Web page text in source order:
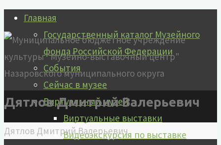
Перейти
к
содержимому
Главная
Государственный каталог Музейного
фонда Российской Федерации
События
Сейчас в музее
Виртуальный музей
Виртуальные выставки
Видеоэкскурсия по выставке
Дятлов Дмитрий Валерьевич
Главная
Дятлов Дмитрий Валерьевич